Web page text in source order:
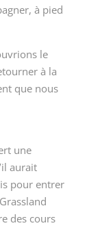
à pied
le
à la
que nous
une
aurait
pour entrer
des cours